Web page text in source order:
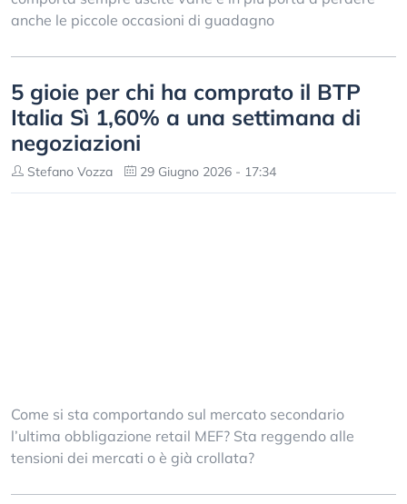
anche le piccole occasioni di guadagno
5 gioie per chi ha comprato il BTP
Italia Sì 1,60% a una settimana di
negoziazioni
Stefano Vozza 29 Giugno 2026 - 17:34
Come si sta comportando sul mercato secondario
l’ultima obbligazione retail MEF? Sta reggendo alle
tensioni dei mercati o è già crollata?